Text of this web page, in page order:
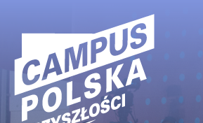
Main Navigation